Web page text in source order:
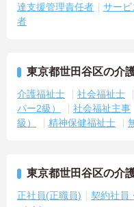
達支援管理責任者
サー
者
東京都世田谷区の介
介護福祉士 社会福祉士
パー2級）
社会福祉主事
級）
精神保健福祉士
東京都世田谷区の介
正社員(正職員) 契約社員